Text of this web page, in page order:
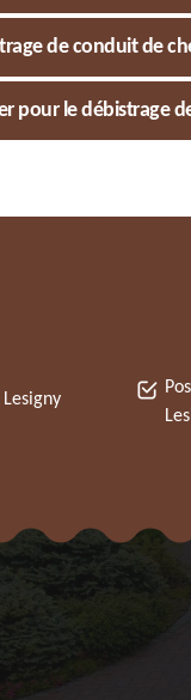
de conduit de
pour le débistrage